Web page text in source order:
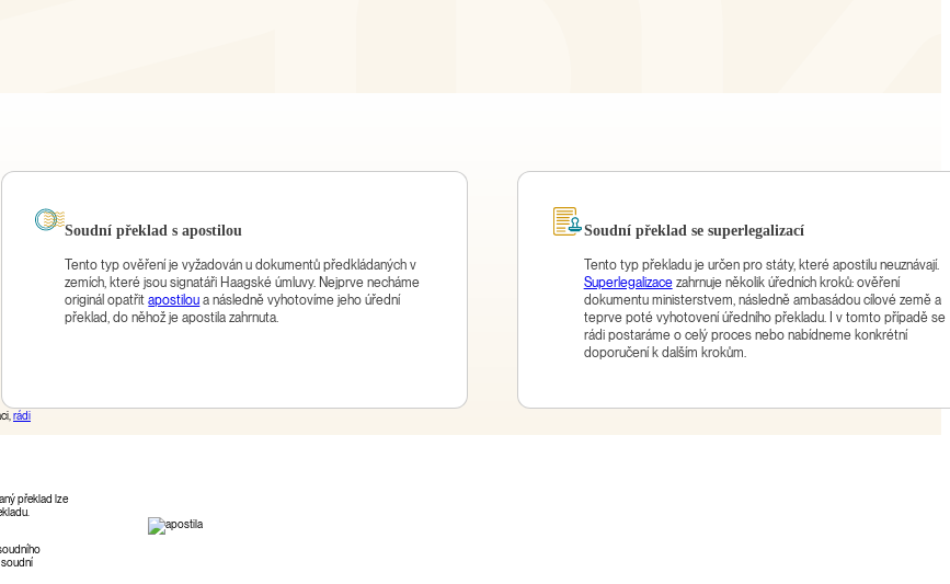
Soudní překlad s apostilou
Tento typ ověření je vyžadován u dokumentů předkládaných v
zemích, které jsou signatáři Haagské úmluvy. Nejprve necháme
originál opatřitapostilou a následně vyhotovíme jeho úřední
překlad, do něhož je apostila zahrnuta.
Soudní překlad se superlegalizací
Tento typ překladu je určen pro státy, které apostilu neuznávají.
Superlegalizacezahrnuje několik úředních kroků: ověření
dokumentu ministerstvem, následně ambasádou cílové země a
teprve poté vyhotovení úředního překladu. I v tomto případě se
rádi postaráme o celý proces nebo nabídneme konkrétní
doporučení k dalším krokům.
rádi
překlad lze